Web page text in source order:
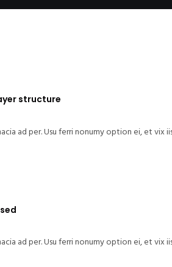
structure
ad per. Usu ferri nonumy option ei, et vix
ad per. Usu ferri nonumy option ei, et vix